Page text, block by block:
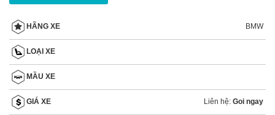
HÃNG XE BMW
LOẠI XE
MẦU XE
GIÁ XE Liên hệ: Goi ngay